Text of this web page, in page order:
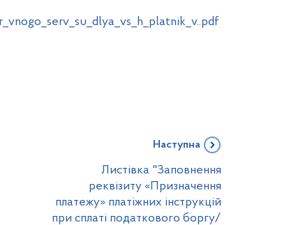
Наступна
Листівка "Заповнення
реквізиту «Призначення
платежу» платіжних інструкцій
при сплаті податкового боргу/